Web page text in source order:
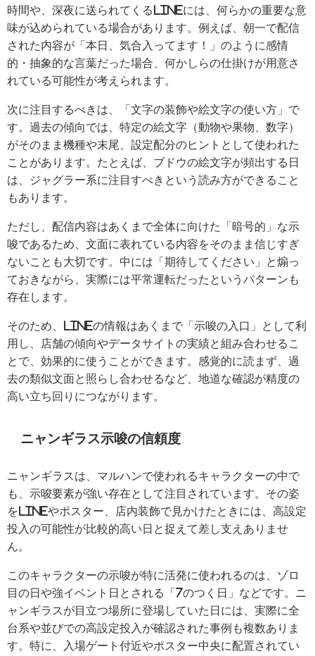
時間や、深夜に送られてくるLINEには、何らかの重要な意
味が込められている場合があります。例えば、朝一で配信
された内容が「本日、気合入ってます！」のように感情
的・抽象的な言葉だった場合、何かしらの仕掛けが用意さ
れている可能性が考えられます。
次に注目するべきは、「文字の装飾や絵文字の使い方」で
す。過去の傾向では、特定の絵文字（動物や果物、数字）
がそのまま機種や末尾、設定配分のヒントとして使われた
ことがあります。たとえば、ブドウの絵文字が頻出する日
は、ジャグラー系に注目すべきという読み方ができること
もあります。
ただし、配信内容はあくまで全体に向けた「暗号的」な示
唆であるため、文面に表れている内容をそのまま信じすぎ
ないことも大切です。中には「期待してください」と煽っ
ておきながら、実際には平常運転だったというパターンも
存在します。
そのため、LINEの情報はあくまで「示唆の入口」として利
用し、店舗の傾向やデータサイトの実績と組み合わせるこ
とで、効果的に使うことができます。感覚的に読まず、過
去の類似文面と照らし合わせるなど、地道な確認が精度の
高い立ち回りにつながります。
ニャンギラス示唆の信頼度
ニャンギラスは、マルハンで使われるキャラクターの中で
も、示唆要素が強い存在として注目されています。その姿
をLINEやポスター、店内装飾で見かけたときには、高設定
投入の可能性が比較的高い日と捉えて差し支えありませ
ん。
このキャラクターの示唆が特に活発に使われるのは、ゾロ
目の日や強イベント日とされる「7のつく日」などです。ニ
ャンギラスが目立つ場所に登場していた日には、実際に全
台系や並びでの高設定投入が確認された事例も複数ありま
す。特に、入場ゲート付近やポスター中央に配置されてい